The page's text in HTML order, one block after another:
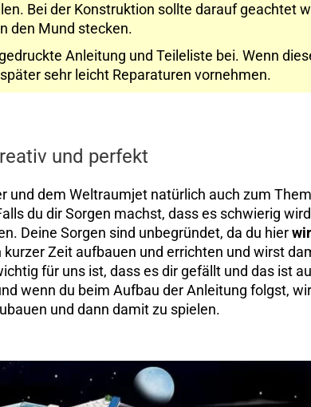
Bei der Konstruktion sollte darauf geachtet
den Mund stecken.
Anleitung und Teileliste bei. Wenn
sehr leicht Reparaturen vornehmen.
und perfekt
und dem Weltraumjet natürlich auch zum
du dir Sorgen machst, dass es schwierig
Deine Sorgen sind unbegründet, da du hier
kurzer Zeit aufbauen und errichten und wirst
für uns ist, dass es dir gefällt und das ist
wenn du beim Aufbau der Anleitung folgst,
und dann damit zu spielen.